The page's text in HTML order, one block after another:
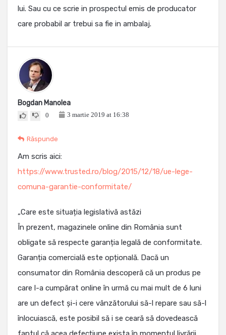
lui. Sau cu ce scrie in prospectul emis de producator
care probabil ar trebui sa fie in ambalaj.
Bogdan Manolea
0 3 martie 2019 at 16:38
Răspunde
Am scris aici:
https://www.trusted.ro/blog/2015/12/18/ue-lege-
comuna-garantie-conformitate/
„Care este situația legislativă astăzi
În prezent, magazinele online din România sunt
obligate să respecte garanția legală de conformitate.
Garanția comercială este opțională. Dacă un
consumator din România descoperă că un produs pe
care l-a cumpărat online în urmă cu mai mult de 6 luni
are un defect și-i cere vânzătorului să-l repare sau să-l
înlocuiască, este posibil să i se ceară să dovedească